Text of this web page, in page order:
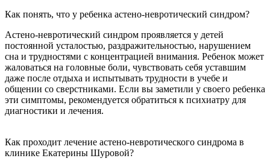
Как понять, что у ребенка астено-невротический синдром?
Астено-невротический синдром проявляется у детей
постоянной усталостью, раздражительностью, нарушением
сна и трудностями с концентрацией внимания. Ребенок может
жаловаться на головные боли, чувствовать себя уставшим
даже после отдыха и испытывать трудности в учебе и
общении со сверстниками. Если вы заметили у своего ребенка
эти симптомы, рекомендуется обратиться к психиатру для
диагностики и лечения.
Как проходит лечение астено-невротического синдрома в
клинике Екатерины Шуровой?